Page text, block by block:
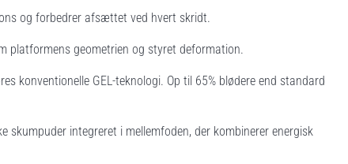
og forbedrer afsættet ved hvert skridt.
platformens geometrien og styret deformation.
konventionelle GEL-teknologi. Op til 65% blødere end standard
integreret i mellemfoden, der kombinerer energisk